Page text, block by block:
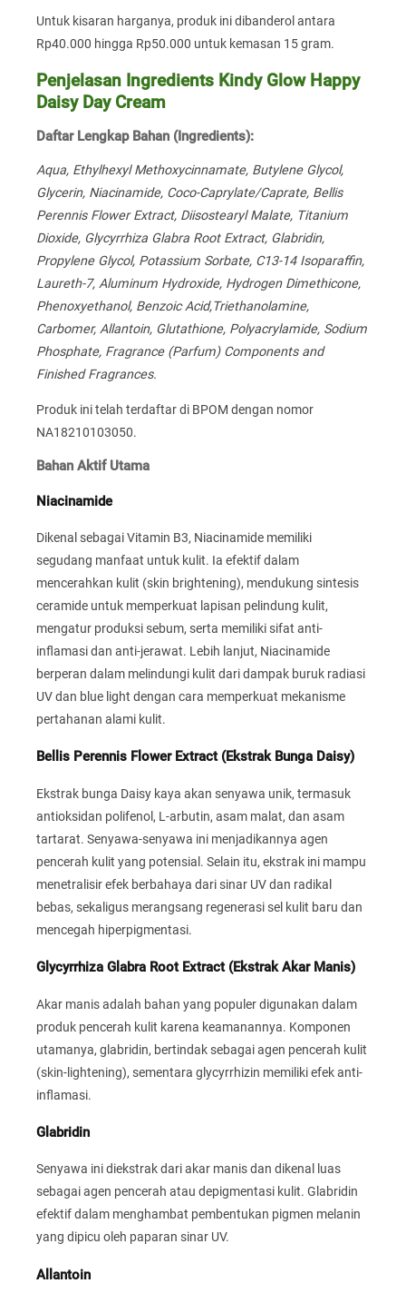
Untuk kisaran harganya, produk ini dibanderol antara
Rp40.000 hingga Rp50.000 untuk kemasan 15 gram.
Penjelasan Ingredients Kindy Glow Happy
Daisy Day Cream
Daftar Lengkap Bahan (Ingredients):
Aqua, Ethylhexyl Methoxycinnamate, Butylene Glycol,
Glycerin, Niacinamide, Coco-Caprylate/Caprate, Bellis
Perennis Flower Extract, Diisostearyl Malate, Titanium
Dioxide, Glycyrrhiza Glabra Root Extract, Glabridin,
Propylene Glycol, Potassium Sorbate, C13-14 Isoparaffin,
Laureth-7, Aluminum Hydroxide, Hydrogen Dimethicone,
Phenoxyethanol, Benzoic Acid,Triethanolamine,
Carbomer, Allantoin, Glutathione, Polyacrylamide, Sodium
Phosphate, Fragrance (Parfum) Components and
Finished Fragrances.
Produk ini telah terdaftar di BPOM dengan nomor
NA18210103050.
Bahan Aktif Utama
Niacinamide
Dikenal sebagai Vitamin B3, Niacinamide memiliki
segudang manfaat untuk kulit. Ia efektif dalam
mencerahkan kulit (skin brightening), mendukung sintesis
ceramide untuk memperkuat lapisan pelindung kulit,
mengatur produksi sebum, serta memiliki sifat anti-
inflamasi dan anti-jerawat. Lebih lanjut, Niacinamide
berperan dalam melindungi kulit dari dampak buruk radiasi
UV dan blue light dengan cara memperkuat mekanisme
pertahanan alami kulit.
Bellis Perennis Flower Extract (Ekstrak Bunga Daisy)
Ekstrak bunga Daisy kaya akan senyawa unik, termasuk
antioksidan polifenol, L-arbutin, asam malat, dan asam
tartarat. Senyawa-senyawa ini menjadikannya agen
pencerah kulit yang potensial. Selain itu, ekstrak ini mampu
menetralisir efek berbahaya dari sinar UV dan radikal
bebas, sekaligus merangsang regenerasi sel kulit baru dan
mencegah hiperpigmentasi.
Glycyrrhiza Glabra Root Extract (Ekstrak Akar Manis)
Akar manis adalah bahan yang populer digunakan dalam
produk pencerah kulit karena keamanannya. Komponen
utamanya, glabridin, bertindak sebagai agen pencerah kulit
(skin-lightening), sementara glycyrrhizin memiliki efek anti-
inflamasi.
Glabridin
Senyawa ini diekstrak dari akar manis dan dikenal luas
sebagai agen pencerah atau depigmentasi kulit. Glabridin
efektif dalam menghambat pembentukan pigmen melanin
yang dipicu oleh paparan sinar UV.
Allantoin